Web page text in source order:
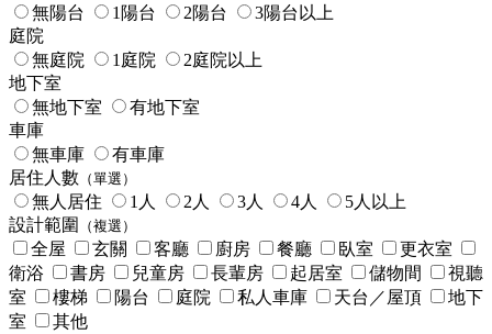
無陽台
1陽台 2陽台
3陽台以上
庭院
無庭院
1庭院
2庭院以上
地下室
無地下室
有地下室
車庫
無車庫
有車庫
居住人數 （單選）
無人居住 1人 2人 3人 4人
5人以上
設計範圍
（複選）
全屋 玄關 客廳 廚房 餐廳 臥室
更衣室
衛浴
書房 兒童房 長輩房 起居室 儲物間
視聽
室
樓梯 陽台 庭院 私人車庫 天台／屋頂
地下
室
其他